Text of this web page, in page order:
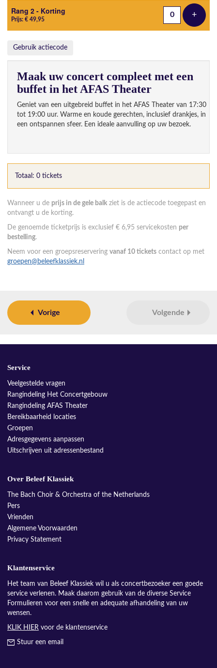
Rang 2 - Korting
Prijs: € 49,95 +Voeg
Gebruik actiecode
Maak uw concert compleet met een
buffet in het AFAS Theater
Geniet van een uitgebreid buffet in het AFAS Theater van 17:30
tot 19:00 uur. Warme en koude gerechten, inclusief drankjes, in
een ontspannen sfeer. Een ideale aanvulling op uw bezoek.
Totaal: 0 tickets
Wanneer u de prijs in de gele balk ziet is de actiecode toegepast en
ontvangt u de korting.
De genoemde ticketprijs is exclusief € 6,95 servicekosten per
bestelling.
Neem voor een groepsreservering vanaf 10 tickets contact op met
groepen@beleefklassiek.nl
Vorige Volgende
Service
Veelgestelde vragen
Rangindeling Het Concertgebouw
Rangindeling AFAS Theater
Bereikbaarheid locaties
Groepen
Adresgegevens aanpassen
Uitschrijven uit adressenbestand
Over Beleef Klassiek
The Bach Choir & Orchestra of the Netherlands
Pers
Vrienden
Algemene Voorwaarden
Privacy Statement
Klantenservice
Het team van Beleef Klassiek wil u als concertbezoeker een goede
service verlenen. Maak daarom gebruik van de diverse Service
Formulieren voor een snelle en adequate afhandeling van uw
wensen.
KLIK HIER voor de klantenservice
Stuur een email